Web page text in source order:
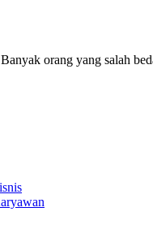
orang yang salah